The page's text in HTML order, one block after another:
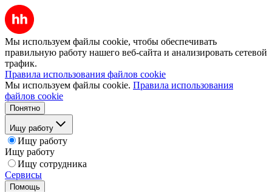
Мы используем файлы cookie, чтобы обеспечивать
правильную работу нашего веб-сайта и анализировать сетевой
трафик.
Правила использования файлов cookie
Мы используем файлы cookie. Правила использования
файлов cookie
Понятно
Ищу работу
Ищу работу
Ищу работу
Ищу сотрудника
Сервисы
Помощь